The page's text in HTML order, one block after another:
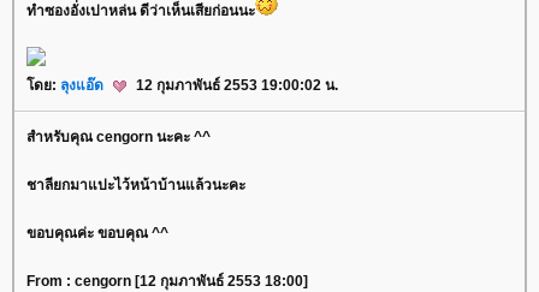
ทำซองอั่งเปาหล่น ดีว่าเห็นเสียก่อนนะ
ดย: ลุงแอ๊ด 12 กุมภาพันธ์ 2553 19:00:02 น.
สำหรับคุณ cengorn นะคะ ^^
ชาลียกมาแปะไว้หน้าบ้านแล้วนะคะ
ขอบคุณค่ะ ขอบคุณ ^^
From : cengorn [12 กุมภาพันธ์ 2553 18:00]